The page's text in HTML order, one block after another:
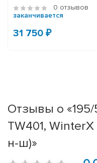
0 отзывов
заканчивается
31 750 ₽
Отзывы о «195/
TW401,
н-ш)»